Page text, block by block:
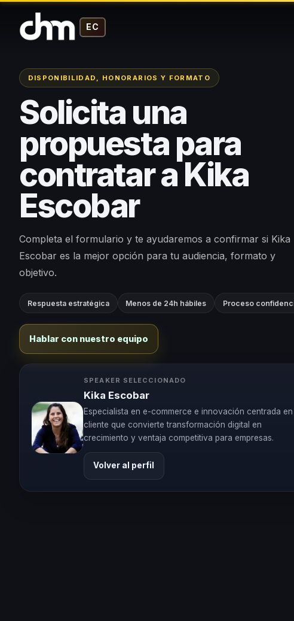
EC
DISPONIBILIDAD, HONORARIOS Y FORMATO
Solicita una
propuesta para
contratar a Kika
Escobar
Completa el formulario y te ayudaremos a confirmar si Kika
Escobar es la mejor opción para tu audiencia, formato y
objetivo.
Respuesta estratégica Menos de 24h hábiles Proceso
Hablar con nuestro equipo
SPEAKER SELECCIONADO
Kika Escobar
Especialista en e-commerce e innovación centrada en
cliente que convierte transformación digital en
crecimiento y ventaja competitiva para empresas.
Volver al perfil